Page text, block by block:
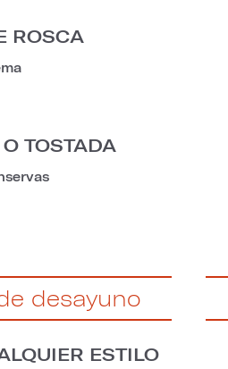
ROSCA
TOSTADA
desayuno
ESTILO